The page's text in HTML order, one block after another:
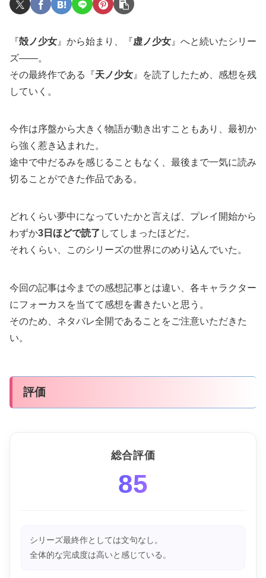
『殻ノ少女 』から始まり、『虚ノ少女 』へと続いたシリー
ズ――。
その最終作である『天ノ少女 』を読了したため、感想を残
していく。
今作は序盤から大きく物語が動き出すこともあり、最初か
ら強く惹き込まれた。
途中で中だるみを感じることもなく、最後まで一気に読み
切ることができた作品である。
どれくらい夢中になっていたかと言えば、プレイ開始から
わずか3日ほどで読了 してしまったほどだ。
それくらい、このシリーズの世界にのめり込んでいた。
今回の記事は今までの感想記事とは違い、各キャラクター
にフォーカスを当てて感想を書きたいと思う。
そのため、ネタバレ全開であることをご注意いただきた
い。
評価
総合評価
85
シリーズ最終作としては文句なし。
全体的な完成度は高いと感じている。